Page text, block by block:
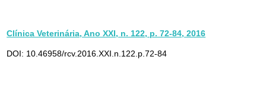
Clínica Veterinária, Ano XXI, n. 122, p. 72-84, 2016
DOI: 10.46958/rcv.2016.XXI.n.122.p.72-84